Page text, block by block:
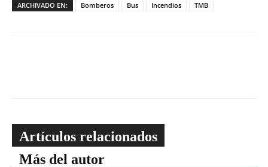
ARCHIVADO EN: Bomberos Bus Incendios TMB
Artículos relacionados
Más del autor